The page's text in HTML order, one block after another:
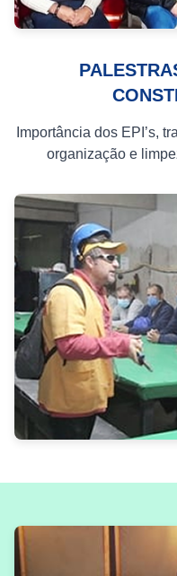
Importância dos EPI’s,
organização e